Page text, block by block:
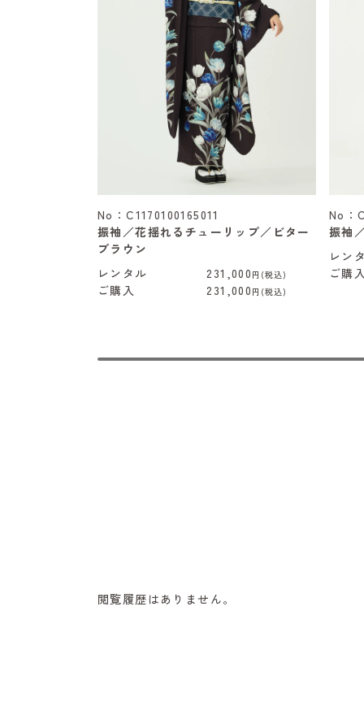
No：C1170100165011
振袖／花揺れるチューリップ／ビター
ブラウン
レンタル
231,000 円(税込)
ご購入 231,000 円(税込)
No：
振袖
レン
ご購
閲覧履歴はありません。